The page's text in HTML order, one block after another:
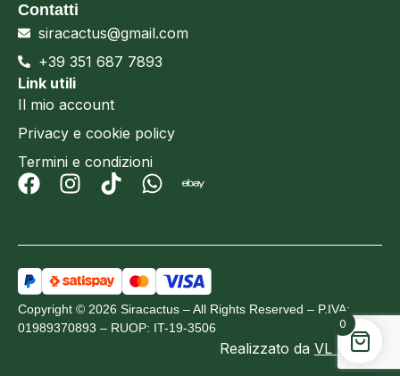
Contatti
siracactus@gmail.com
+39 351 687 7893
Link utili
Il mio account
Privacy e cookie policy
Termini e condizioni
Copyright © 2026 Siracactus – All Rights Reserved – P.IVA:
01989370893 – RUOP: IT-19-3506
Realizzato da VL Design
0